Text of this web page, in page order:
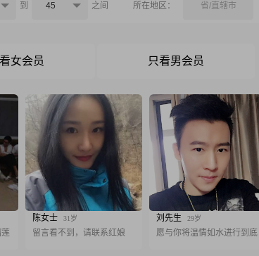
到 45 之间 所在地区： 省/直辖市
女会员 只看男会员
陈女士 31岁
留言看不到，请联系红娘
刘先生 29岁
愿与你将温情如水进行到底